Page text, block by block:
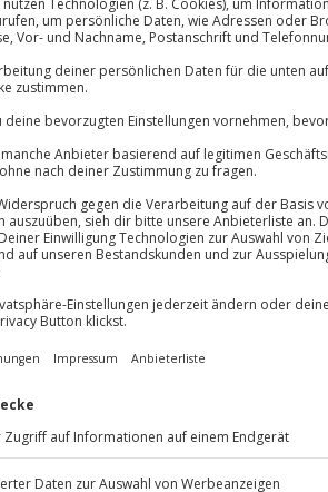
Details
Dein Abend startet in
sehr wohl und
Bei der Verkostung von
Zu jedem Wein wird dir
genießt du die liebevoll
deine
komm nach